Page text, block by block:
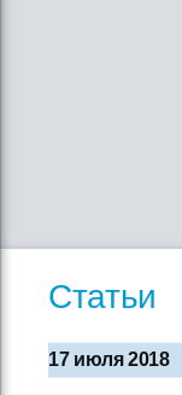
Статьи
17 июля 2018